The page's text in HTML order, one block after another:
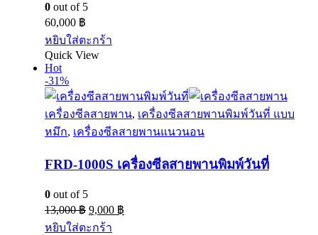
0 out of 5
60,000 ฿
หยิบใส่ตะกร้า
Quick View
Hot
-31%
เครื่องซีลสายพาน, เครื่องซีลสายพานพิมพ์วันที่ แบบ
หมึก, เครื่องซีลสายพานแนวนอน
FRD-1000S เครื่องซีลสายพานพิมพ์วันที่
0 out of 5
13,000฿ 9,000 ฿
หยิบใส่ตะกร้า